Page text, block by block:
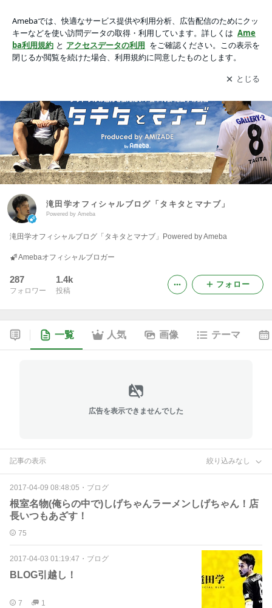
eba
アプリをダウンロードして ブログの更新通知
を受け取りまし
ょう。
開く
滝田学オフィシャルブログ「タキタとマナブ」
Powered by Ameba
滝田学オフィシャルブログ「タキタとマナブ」Powered by Ameba
Amebaオフィシャルブロガー
287
フォロワー
1.4k
投稿
フォロー
一覧 人気 画像 テーマ
広告を表示できませんでした
記事の表示 絞り込みなし
2017-04-09 08:48:05 ・ ブログ
根室名物(俺らの中で)しげちゃんラーメンしげちゃん！店
長いつもあざす！
75
2017-04-03 01:19:47 ・ ブログ
BLOG引越し！
7 1